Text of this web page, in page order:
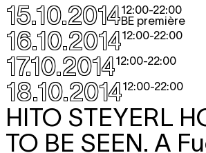
15.10.201412:00-22:00
BE première
16.10.201412:00-22:00
17.10.201412:00-22:00
18.10.201412:00-22:00
HITO STEYERL
TO BE SEEN. A